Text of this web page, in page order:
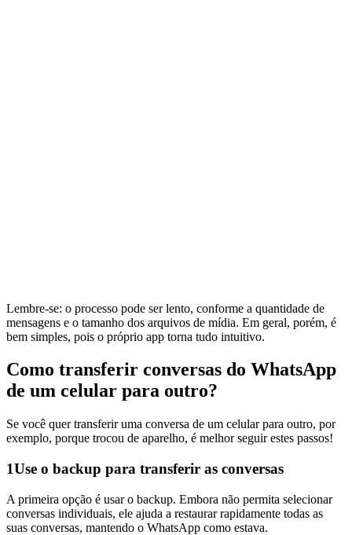
Lembre-se: o processo pode ser lento, conforme a quantidade de
mensagens e o tamanho dos arquivos de mídia. Em geral, porém, é
bem simples, pois o próprio app torna tudo intuitivo.
Como transferir conversas do WhatsApp
de um celular para outro?
Se você quer transferir uma conversa de um celular para outro, por
exemplo, porque trocou de aparelho, é melhor seguir estes passos!
1Use o backup para transferir as conversas
A primeira opção é usar o backup. Embora não permita selecionar
conversas individuais, ele ajuda a restaurar rapidamente todas as
suas conversas, mantendo o WhatsApp como estava.